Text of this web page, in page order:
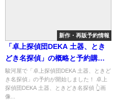
新作・再販予約情報
「卓上探偵団DEKA 土器、とき
どき名探偵」の概略と予約購入
可能なショップ紹介！
駿河屋で「卓上探偵団DEKA 土器、ときど
き名探偵」の予約が開始しました！ 卓上
探偵団DEKA 土器、ときどき名探偵 👆画
像...